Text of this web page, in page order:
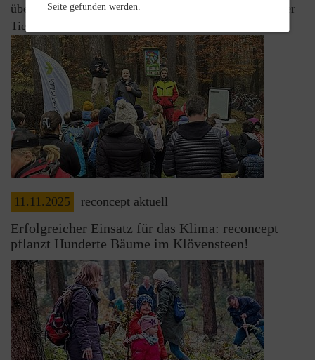
über eine neue Assetklasse mit wachsender industrieller
Tiefe.
11.11.2025 reconcept aktuell
Erfolgreicher Einsatz für das Klima: reconcept
pflanzt Hunderte Bäume im Klövensteen!
Seite gefunden werden.